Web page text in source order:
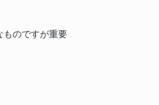
ものですが重要